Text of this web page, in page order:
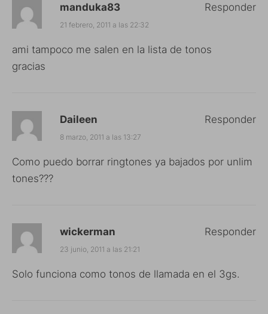
manduka83
21 febrero, 2011 a las 22:32
ami tampoco me salen en la lista de tonos
gracias
Responder
Daileen
8 marzo, 2011 a las 13:27
Como puedo borrar ringtones ya bajados por unlim
tones???
Responder
wickerman
23 junio, 2011 a las 21:21
Solo funciona como tonos de llamada en el 3gs.
Responder